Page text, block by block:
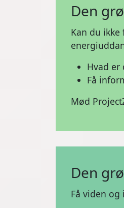
Den
Kan du
Hvad
Få
Mød
Den
Få viden